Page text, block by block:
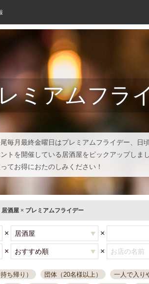
ミアムフラ
毎月最終金曜日はプレミアムフライデー、日
トを開催している居酒屋をピックアップしま
てお得におたのしみください！
居酒屋 × プレミアムフライデー
× ×
× ×
ち帰り） 団体（20名様以上） 一人で入り